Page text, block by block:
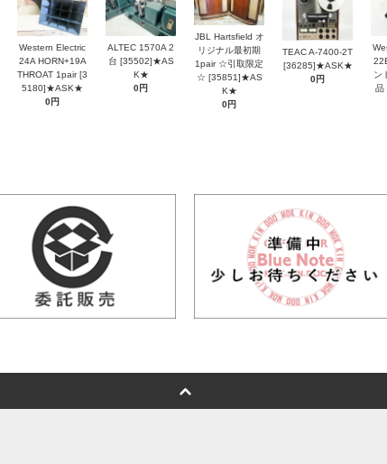
Western Electric
24A HORN+19A
THROAT 1pair [3
5180]★ASK★
0円
ALTEC 1570A 2
台 [35502]★AS
K★
0円
JBL Hartsfield オ
リジナル最初期
1pair ☆引取限定
☆ [35851]★AS
K★
0円
TEAC A-7400-2T
[36285]★ASK★
0円
ン
品